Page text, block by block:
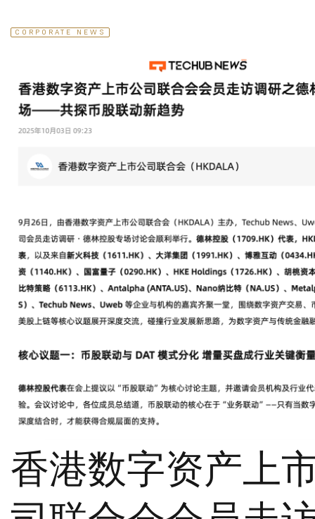
CORPORATE NEWS
香港数字资产上